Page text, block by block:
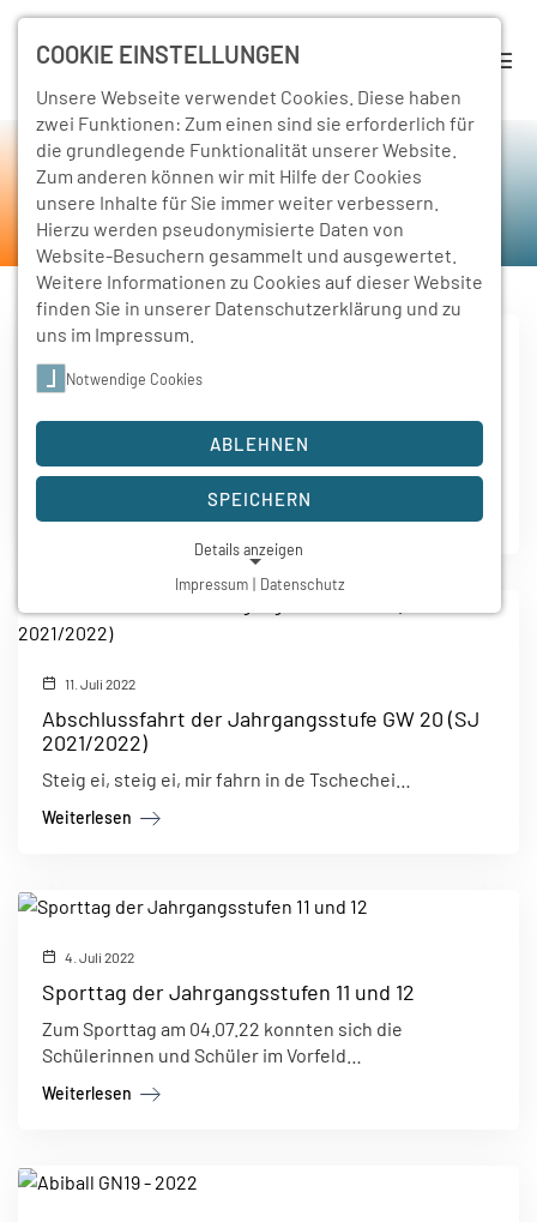
Rückschau
Home Schulleben Rückschau
13. Juli 2022
Ausstellung Körperwelten
, besuchten am
Rahmen des…
Weiterlesen
11. Juli 2022
Abschlussfahrt der Jahrgangsstufe GW 20 (SJ
2021/2022)
Steig ei, steig ei, mir fahrn in de Tschechei…
Weiterlesen
4. Juli 2022
Sporttag der Jahrgangsstufen 11 und 12
Zum Sporttag am 04.07.22 konnten sich die
Schülerinnen und Schüler im Vorfeld…
Weiterlesen
COOKIE EINSTELLUNGEN
Unsere Webseite verwendet Cookies. Diese haben
zwei Funktionen: Zum einen sind sie erforderlich für
die grundlegende Funktionalität unserer Website.
Zum anderen können wir mit Hilfe der Cookies
unsere Inhalte für Sie immer weiter verbessern.
Hierzu werden pseudonymisierte Daten von
Website-Besuchern gesammelt und ausgewertet.
Weitere Informationen zu Cookies auf dieser Website
finden Sie in unserer Datenschutzerklärung und zu
uns im Impressum
Notwendige Cookies
ABLEHNEN
SPEICHERN
Details anzeigen
NOTWENDIGE COOKIES
Notwendige Cookies ermöglichen grundlegende
Funktionen und sind für die einwandfreie Funktion der
Website erforderlich.
Einverständnis-Cookie
Name:
Zweck:
Impressum | Datenschutz